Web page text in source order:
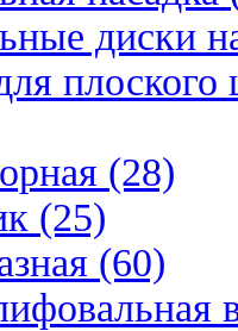
диски
(28)
(25)
(60)